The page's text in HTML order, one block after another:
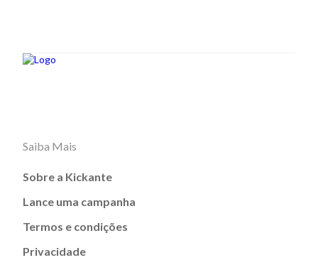
Saiba Mais
Sobre a Kickante
Lance uma campanha
Termos e condições
Privacidade